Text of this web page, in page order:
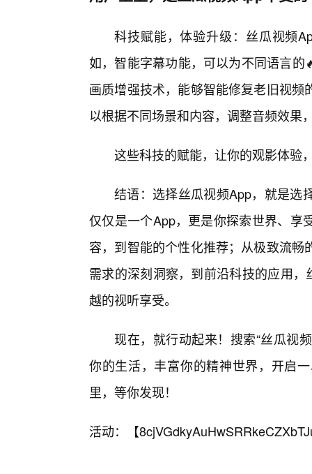
科技赋能，体验升级：丝瓜视频
如，智能字幕功能，可以为不同语言
画质增强技术，能够智能修复老旧视
以根据不同场景和内容，调整音频效果
这些科技的赋能，让你的观影体验
结语：选择丝瓜视频App，就是选
仅仅是一个App，更是你探索世界、享
容，到智能的个性化推荐；从极致流
需求的深刻洞察，到前沿科技的应用
越的视听享受。
现在，就行动起来！搜索“丝瓜视
你的生活，丰富你的精神世界，开启
里，等你发现！
活动：【